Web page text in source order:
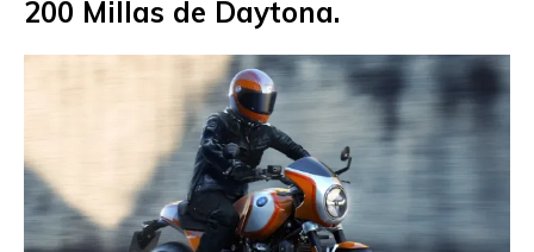
200 Millas de Daytona.